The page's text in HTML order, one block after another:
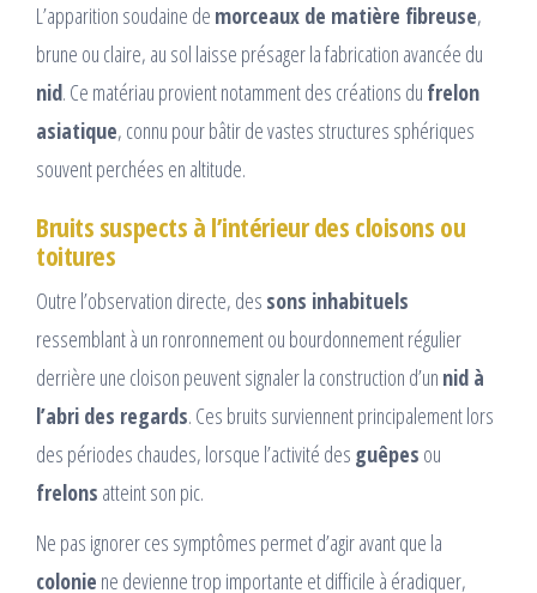
L’apparition soudaine de morceaux de matière fibreuse,
brune ou claire, au sol laisse présager la fabrication avancée du
nid. Ce matériau provient notamment des créations du frelon
asiatique, connu pour bâtir de vastes structures sphériques
souvent perchées en altitude.
Bruits suspects à l’intérieur des cloisons ou
toitures
Outre l’observation directe, des sons inhabituels
ressemblant à un ronronnement ou bourdonnement régulier
derrière une cloison peuvent signaler la construction d’un nid à
l’abri des regards. Ces bruits surviennent principalement lors
des périodes chaudes, lorsque l’activité des guêpes ou
frelons atteint son pic.
Ne pas ignorer ces symptômes permet d’agir avant que la
colonie ne devienne trop importante et difficile à éradiquer,